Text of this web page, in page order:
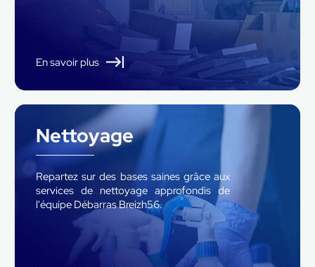
En savoir plus
Nettoyage
Repartez sur des bases saines grâce aux
services de nettoyage approfondis de
l'équipe Débarras Breizh56.